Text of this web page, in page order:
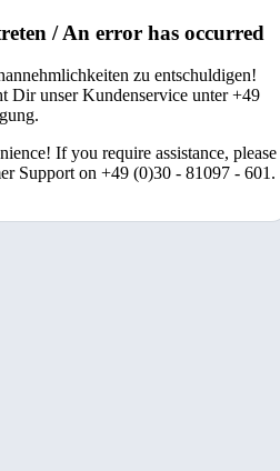
/ An error has occurred
zu entschuldigen!
Dir unser Kundenservice unter +49
If you require assistance, please
Support on +49 (0)30 - 81097 - 601.